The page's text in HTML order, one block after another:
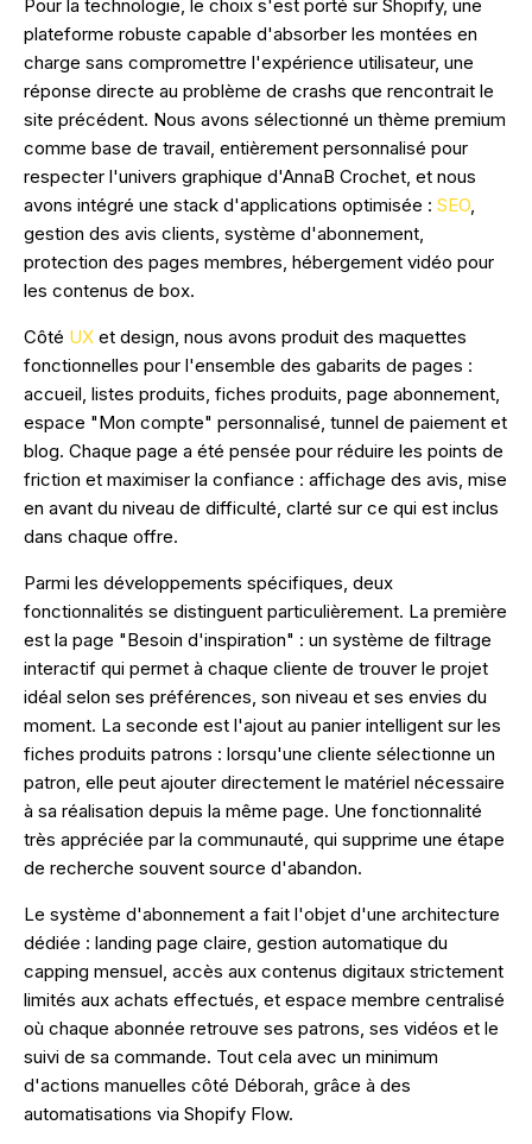
Pour la technologie, le choix s'est porté sur Shopify, une
plateforme robuste capable d'absorber les montées en
charge sans compromettre l'expérience utilisateur, une
réponse directe au problème de crashs que rencontrait le
site précédent. Nous avons sélectionné un thème premium
comme base de travail, entièrement personnalisé pour
respecter l'univers graphique d'AnnaB Crochet, et nous
avons intégré une stack d'applications optimisée : SEO,
gestion des avis clients, système d'abonnement,
protection des pages membres, hébergement vidéo pour
les contenus de box.
Côté UX et design, nous avons produit des maquettes
fonctionnelles pour l'ensemble des gabarits de pages :
accueil, listes produits, fiches produits, page abonnement,
espace "Mon compte" personnalisé, tunnel de paiement et
blog. Chaque page a été pensée pour réduire les points de
friction et maximiser la confiance : affichage des avis, mise
en avant du niveau de difficulté, clarté sur ce qui est inclus
dans chaque offre.
Parmi les développements spécifiques, deux
fonctionnalités se distinguent particulièrement. La première
est la page "Besoin d'inspiration" : un système de filtrage
interactif qui permet à chaque cliente de trouver le projet
idéal selon ses préférences, son niveau et ses envies du
moment. La seconde est l'ajout au panier intelligent sur les
fiches produits patrons : lorsqu'une cliente sélectionne un
patron, elle peut ajouter directement le matériel nécessaire
à sa réalisation depuis la même page. Une fonctionnalité
très appréciée par la communauté, qui supprime une étape
de recherche souvent source d'abandon.
Le système d'abonnement a fait l'objet d'une architecture
dédiée : landing page claire, gestion automatique du
capping mensuel, accès aux contenus digitaux strictement
limités aux achats effectués, et espace membre centralisé
où chaque abonnée retrouve ses patrons, ses vidéos et le
suivi de sa commande. Tout cela avec un minimum
d'actions manuelles côté Déborah, grâce à des
automatisations via Shopify Flow.